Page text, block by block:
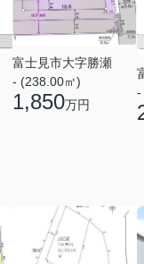
富士見市大字勝瀬
- (238.00㎡)
1,850万円
-